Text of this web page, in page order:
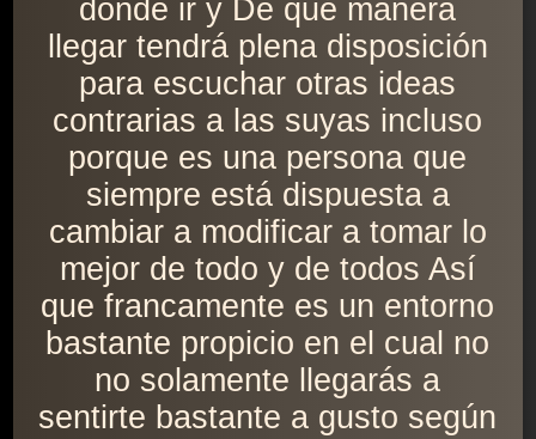
dónde ir y De qué manera
llegar tendrá plena disposición
para escuchar otras ideas
contrarias a las suyas incluso
porque es una persona que
siempre está dispuesta a
cambiar a modificar a tomar lo
mejor de todo y de todos Así
que francamente es un entorno
bastante propicio en el cual no
no solamente llegarás a
sentirte bastante a gusto según